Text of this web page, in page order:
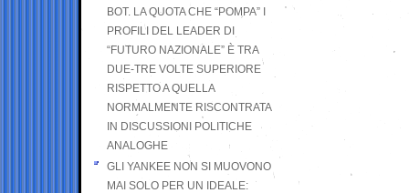
BOT. LA QUOTA CHE “POMPA” I
PROFILI DEL LEADER DI
“FUTURO NAZIONALE” È TRA
DUE-TRE VOLTE SUPERIORE
RISPETTO A QUELLA
NORMALMENTE RISCONTRATA
IN DISCUSSIONI POLITICHE
ANALOGHE
GLI YANKEE NON SI MUOVONO
MAI SOLO PER UN IDEALE: